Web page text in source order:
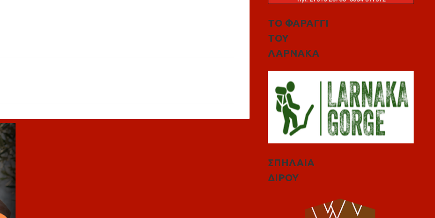
ΤΟ ΦΑΡΑΓΓΙ
ΤΟΥ
ΛΑΡΝΑΚΑ
ΣΠΗΛΑΙΑ
ΔΙΡΟΥ